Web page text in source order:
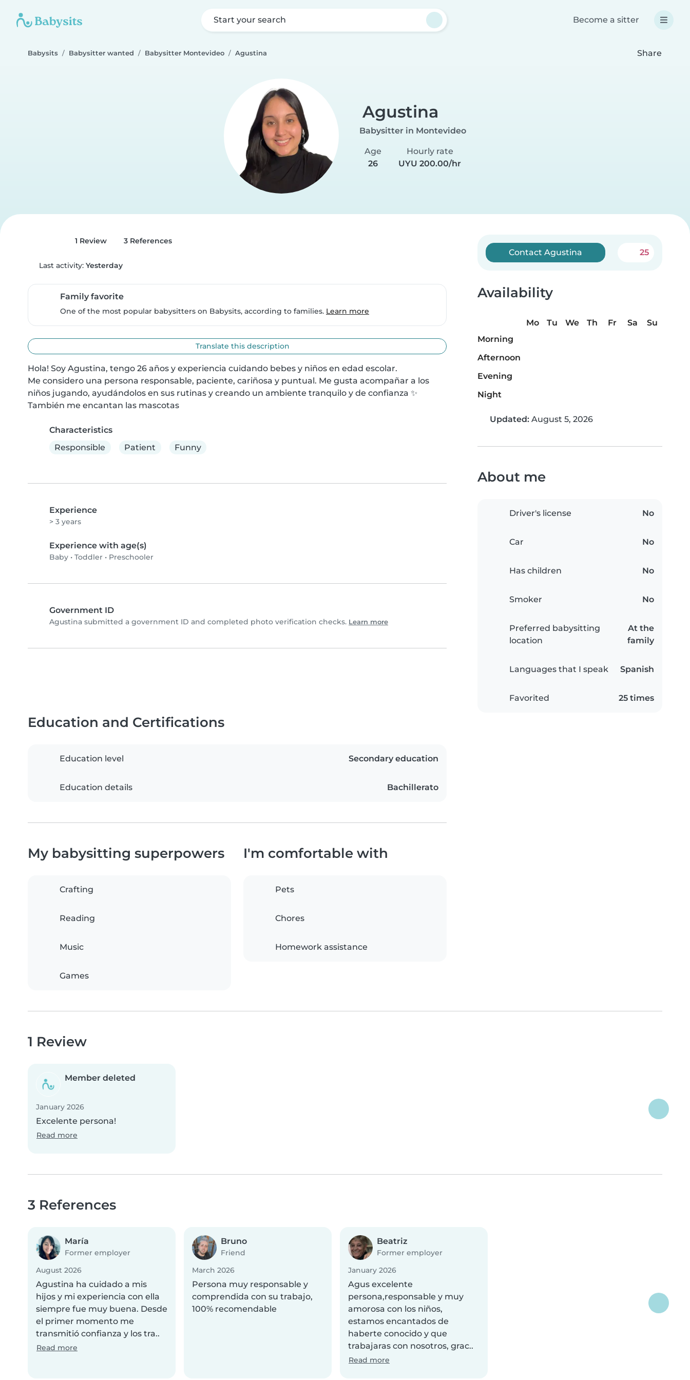
Start your search Become a sitter
Babysits Babysitter wanted Babysitter Montevideo Agustina Share
Agustina
Babysitter in Montevideo
Age
26
Hourly rate
UYU 200.00/hr
1 Review 3 References
Last activity: Yesterday
Family favorite
One of the most popular babysitters on Babysits, according to families. Learn more
Translate this description
Hola! Soy Agustina, tengo 26 años y experiencia cuidando bebes y niños en edad escolar.
Me considero una persona responsable, paciente, cariñosa y puntual. Me gusta acompañar a los
niños jugando, ayudándolos en sus rutinas y creando un ambiente tranquilo y de confianza ✨
También me encantan las mascotas
Characteristics
Responsible
Patient Funny
Experience
> 3 years
Experience with age(s)
Baby • Toddler • Preschooler
Government ID
Agustina submitted a government ID and completed photo verification checks. Learn more
Contact Agustina 25
Availability
Mo Tu We Th Fr Sa
Su
Morning
Afternoon
Evening
Night
Updated: August 5, 2026
About me
Driver's license No
Car No
Has children No
Smoker No
Preferred babysitting
location
At the
family
Languages that I speak Spanish
Favorited 25 times
Education and Certifications
Education level Secondary education
Education details Bachillerato
My babysitting superpowers
Crafting
Reading
Music
Games
I'm comfortable with
Pets
Chores
Homework assistance
1 Review
Member deleted
January 2026
Excelente persona!
Read more
3 References
María
Former employer
August 2026
Agustina ha cuidado a mis
hijos y mi experiencia con ella
siempre fue muy buena. Desde
el primer momento me
transmitió confianza y los tra..
Read more
Bruno
Friend
March 2026
Persona muy responsable y
comprendida con su trabajo,
100% recomendable
Beatriz
Former employer
January 2026
Agus excelente
persona,responsable y muy
amorosa con los niños,
estamos encantados de
haberte conocido y que
trabajaras con nosotros, grac..
Read more